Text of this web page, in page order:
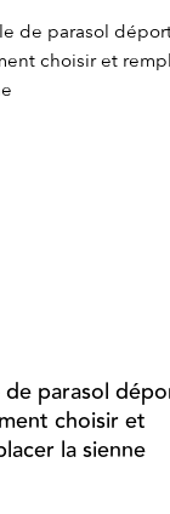
de parasol
choisir et
la sienne